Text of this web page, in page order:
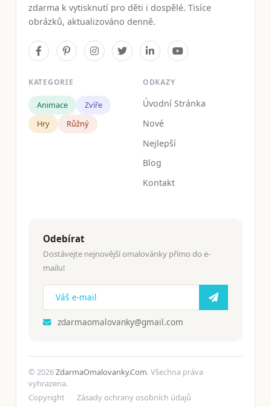
zdarma k vytisknutí pro děti i dospělé. Tisíce
obrázků, aktualizováno denně.
KATEGORIE
Animace
Zvíře
Hry
Růžný
ODKAZY
Úvodní Stránka
Nové
Nejlepší
Blog
Kontakt
Odebírat
Dostávejte nejnovější omalovánky přímo do e-
mailu!
zdarmaomalovanky@gmail.com
© 2026ZdarmaOmalovanky.Com. Všechna práva
vyhrazena.
Copyright
Zásady ochrany osobních údajů